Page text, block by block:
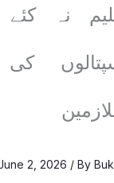
نہ
2, 2026 / By